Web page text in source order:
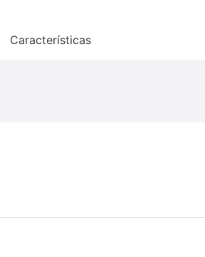
Características